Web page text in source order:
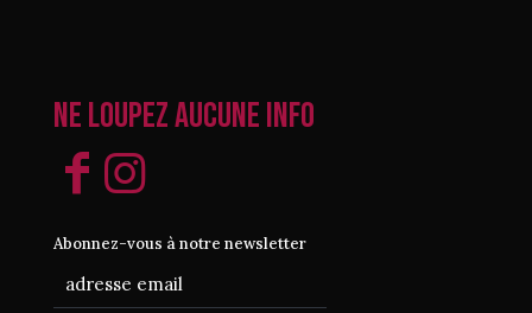
Ne loupez aucune info
Abonnez-vous à notre newsletter